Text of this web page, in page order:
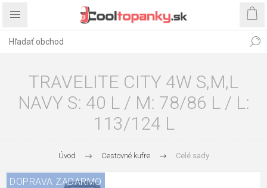
TRAVELITE CITY 4W S,M,L
NAVY S: 40 L / M: 78/86 L / L:
113/124 L
Úvod Cestovné kufre Celé sady
DOPRAVA ZADARMO